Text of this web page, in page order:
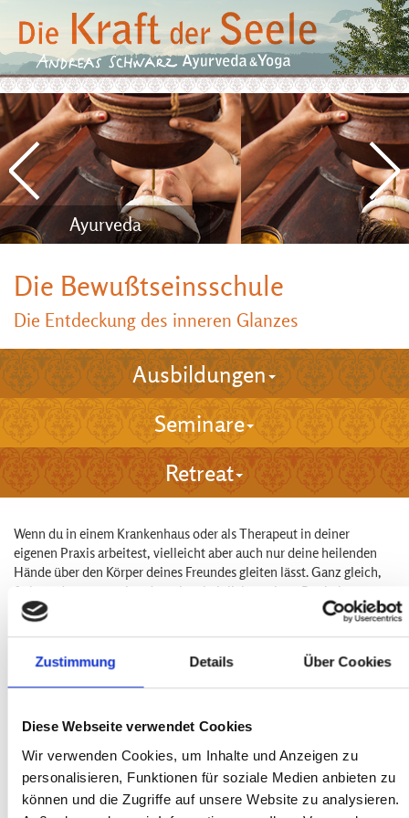
Zustimmung Details Über Cookies
Diese Webseite verwendet Cookies
Wir verwenden Cookies, um Inhalte und Anzeigen zu
personalisieren, Funktionen für soziale Medien anbieten zu
können und die Zugriffe auf unsere Website zu analysieren.
Ayurveda
Die Bewußtseinsschule
Die Entdeckung des inneren Glanzes
Ausbildungen
Seminare
Retreat
Wenn du in einem Krankenhaus oder als Therapeut in deiner
eigenen Praxis arbeitest, vielleicht aber auch nur deine heilenden
Hände über den Körper deines Freundes gleiten lässt. Ganz gleich,
früher oder später wirst du wahrscheinlich an einen Punkt kommen -
mir ging es zumindest so - an dem ein Patient zu dir kommt und
sagt: "Wenn nur diese schrecklichen Schmerzen weg wären, dann
Du behandelst ihn und seine Rückenschmerzen verschwinden. Ein
halbes Jahr später aber bekommt er Knieschmerzen oder
Schmerzen nicht wären, dann wäre alles gut!"
ist dennoch nicht alles gut - etwas fehlt. Der Körper wurde geheilt,
doch etwas entzog sich der Heilung, da ist noch etwas. Wenn man
nicht bis dahin vordringt, so hat man das Wesentliche verpasst.